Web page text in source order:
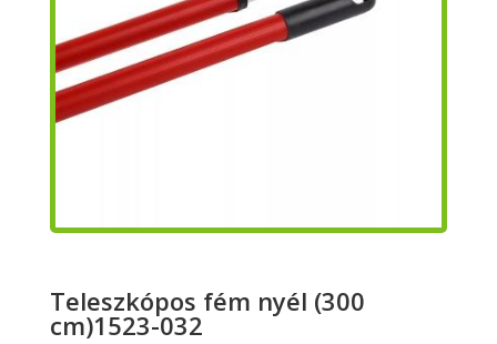
Teleszkópos fém nyél (300
cm)1523-032